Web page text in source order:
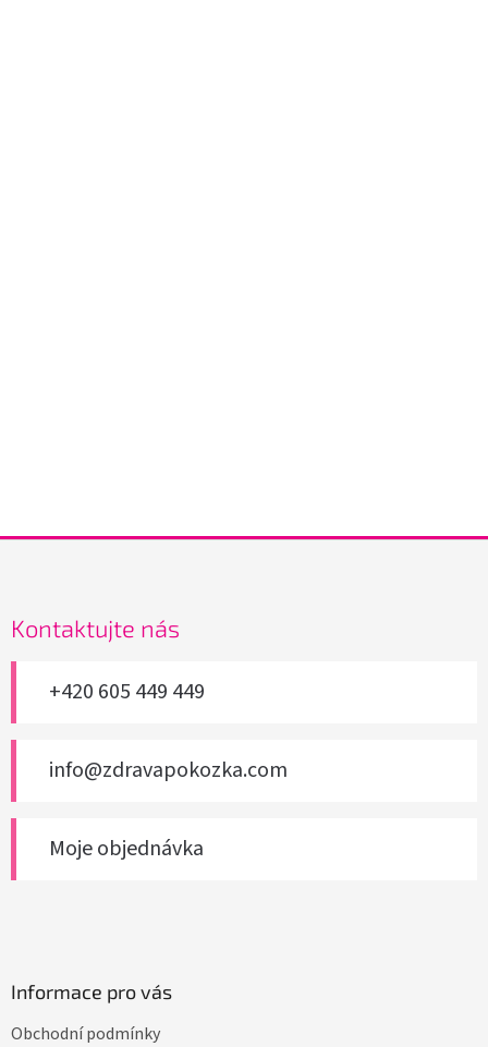
Kontaktujte nás
+420 605 449 449
info@zdravapokozka.com
Moje objednávka
Informace pro vás
Obchodní podmínky